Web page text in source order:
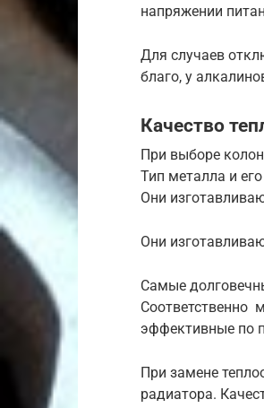
напряжении
Для случаев
благо, у
Качество
При выборе
Тип металла и
Они
Они
Самые
эффективные по
При замене
радиатора.